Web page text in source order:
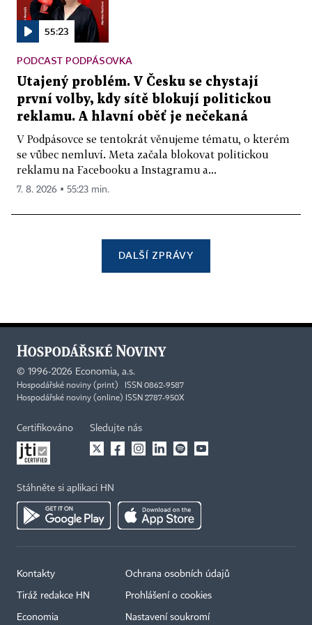
55:23
PODCAST PODPÁSOVKA
Utajený problém. V Česku se chystají
první volby, kdy sítě blokují politickou
reklamu. A hlavní oběť je nečekaná
V Podpásovce se tentokrát věnujeme tématu, o kterém
se vůbec nemluví. Meta začala blokovat politickou
reklamu na Facebooku a Instagramu a...
7. 8. 2026 ▪ 55:23 min.
DALŠÍ ZPRÁVY
© 1996-2026 Economia, a.s.
Hospodářské noviny (print) ISSN 0862-9587
Hospodářské noviny (online) ISSN 2787-950X
Certifikováno Sledujte nás
Stáhněte si aplikaci HN
Kontakty
Tiráž redakce HN
Economia
Ochrana osobních údajů
Prohlášení o cookies
Nastavení soukromí